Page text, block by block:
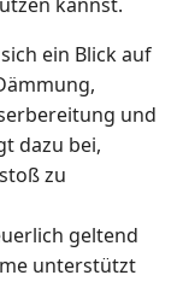
ein Blick auf
und
dazu bei,
zu
geltend
unterstützt